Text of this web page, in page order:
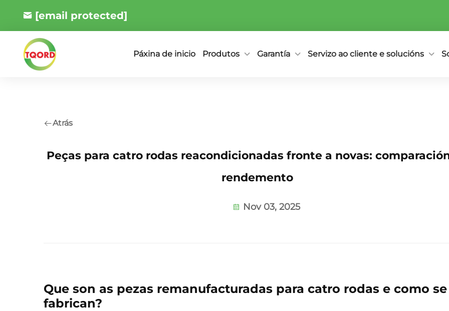
[email protected]
Páxina de inicio Produtos Garantía Servizo ao cliente e solucións
Atrás
Peças para catro rodas reacondicionadas fronte a novas:
rendemento
Nov 03, 2025
Que son as pezas remanufacturadas para catro rodas e como se
fabrican?